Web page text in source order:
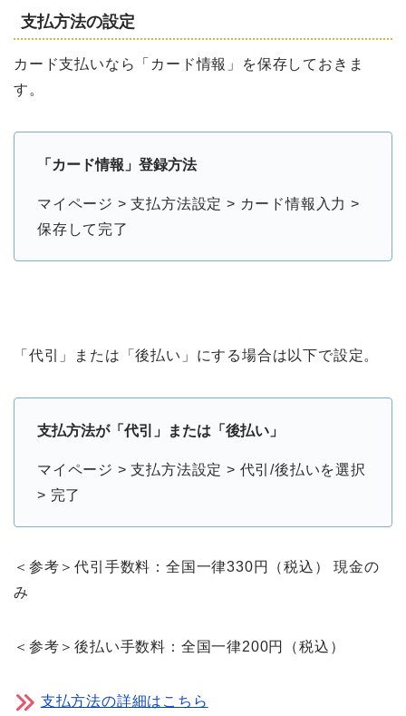
支払方法の設定
カード支払いなら「カード情報」を保存しておきま
す。
「カード情報」登録方法
マイページ > 支払方法設定 > カード情報入力 >
保存して完了
「代引」または「後払い」にする場合は以下で設定。
支払方法が「代引」または「後払い」
マイページ > 支払方法設定 > 代引/後払いを選択
> 完了
＜参考＞代引手数料：全国一律330円（税込） 現金の
み
＜参考＞後払い手数料：全国一律200円（税込）
支払方法の詳細はこちら